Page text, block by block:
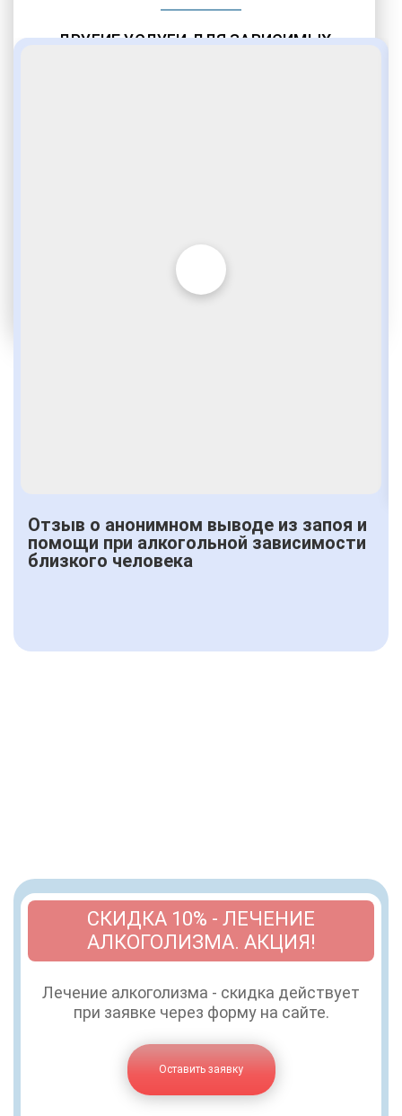
ДРУГИЕ УСЛУГИ ДЛЯ ЗАВИСИМЫХ
Отзыв о анонимном выводе из запоя и
помощи при алкогольной зависимости
близкого человека
СКИДКА 10% - ЛЕЧЕНИЕ
АЛКОГОЛИЗМА. АКЦИЯ!
Лечение алкоголизма - скидка действует
при заявке через форму на сайте.
Оставить заявку